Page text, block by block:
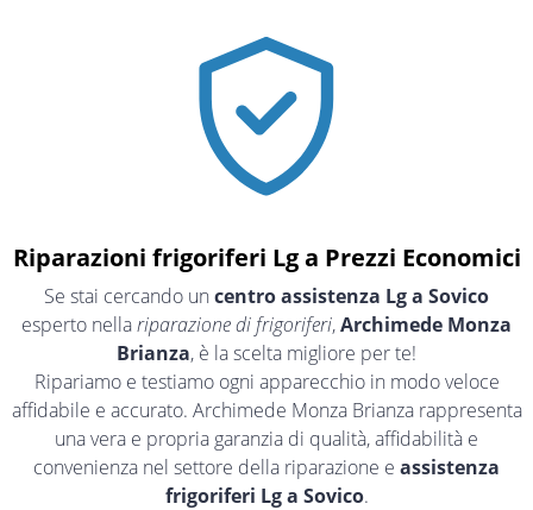
Riparazioni frigoriferi Lg a Prezzi Economici
Se stai cercando un centro assistenza Lg a Sovico
esperto nellariparazione di frigoriferi,Archimede Monza
Brianza, è la scelta migliore per te!
Ripariamo e testiamo ogni apparecchio in modo veloce
affidabile e accurato. Archimede Monza Brianza rappresenta
una vera e propria garanzia di qualità, affidabilità e
convenienza nel settore della riparazione e assistenza
frigoriferi Lg a Sovico.